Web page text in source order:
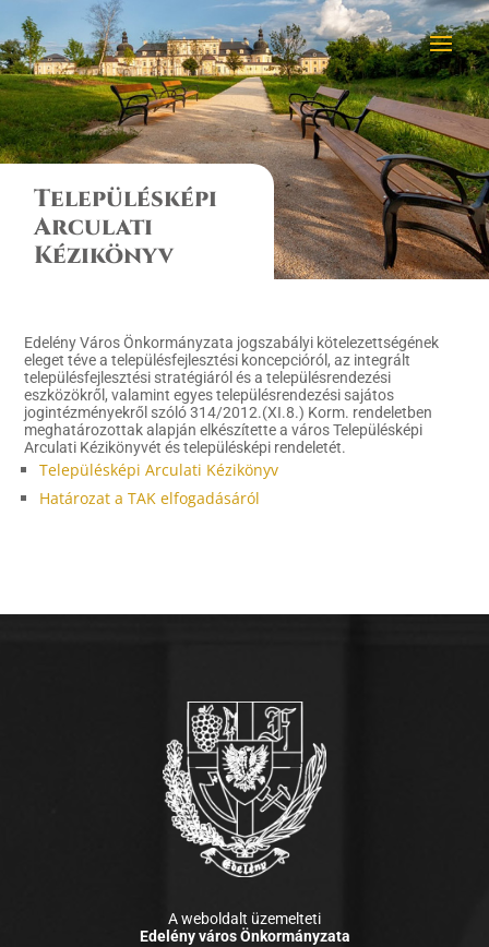
Településképi
Arculati
Kézikönyv
Edelény Város Önkormányzata jogszabályi kötelezettségének
eleget téve a településfejlesztési koncepcióról, az integrált
településfejlesztési stratégiáról és a településrendezési
eszközökről, valamint egyes településrendezési sajátos
jogintézményekről szóló 314/2012.(XI.8.) Korm. rendeletben
meghatározottak alapján elkészítette a város Településképi
Arculati Kézikönyvét és településképi rendeletét.
Településképi Arculati Kézikönyv
Határozat a TAK elfogadásáról
A weboldalt üzemelteti
Edelény város Önkormányzata